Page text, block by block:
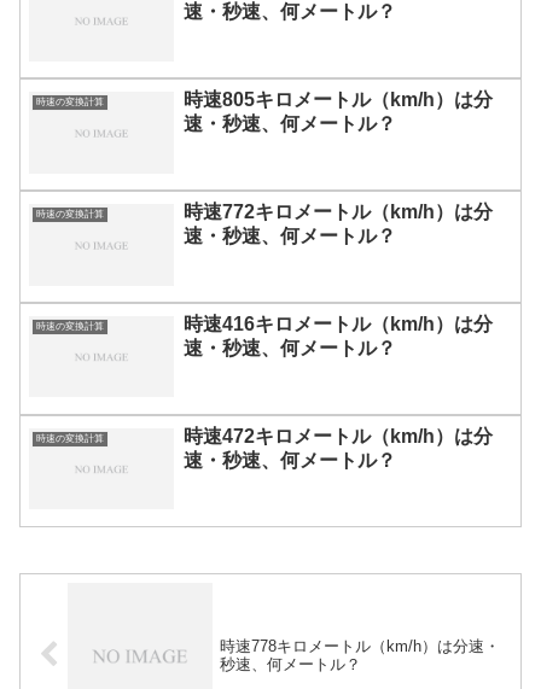
速・秒速、何メートル？
時速の変換計算
時速805キロメートル（km/h）は分
速・秒速、何メートル？
時速の変換計算
時速772キロメートル（km/h）は分
速・秒速、何メートル？
時速の変換計算
時速416キロメートル（km/h）は分
速・秒速、何メートル？
時速の変換計算
時速472キロメートル（km/h）は分
速・秒速、何メートル？
時速778キロメートル（km/h）は分速・
秒速、何メートル？